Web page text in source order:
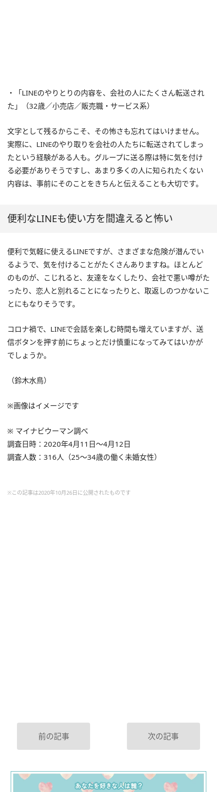
・「LINEのやりとりの内容を、会社の人にたくさん転送され
た」（32歳／小売店／販売職・サービス系）
文字として残るからこそ、その怖さも忘れてはいけません。
実際に、LINEのやり取りを会社の人たちに転送されてしまっ
たという経験がある人も。グループに送る際は特に気を付け
る必要がありそうですし、あまり多くの人に知られたくない
内容は、事前にそのことをきちんと伝えることも大切です。
便利なLINEも使い方を間違えると怖い
便利で気軽に使えるLINEですが、さまざまな危険が潜んでい
るようで、気を付けることがたくさんありますね。ほとんど
のものが、こじれると、友達をなくしたり、会社で悪い噂がた
ったり、恋人と別れることになったりと、取返しのつかないこ
とにもなりそうです。
コロナ禍で、LINEで会話を楽しむ時間も増えていますが、送
信ボタンを押す前にちょっとだけ慎重になってみてはいかが
でしょうか。
（鈴木水鳥）
※画像はイメージです
※ マイナビウーマン調べ
調査日時：2020年4月11日～4月12日
調査人数：316人（25～34歳の働く未婚女性）
※この記事は2020年10月26日に公開されたものです
前の記事 次の記事